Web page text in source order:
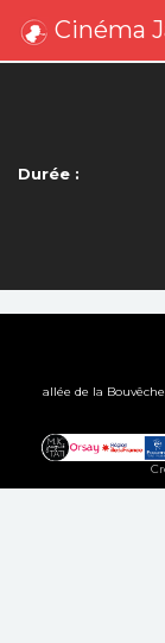
Cinéma
Durée :
allée de la